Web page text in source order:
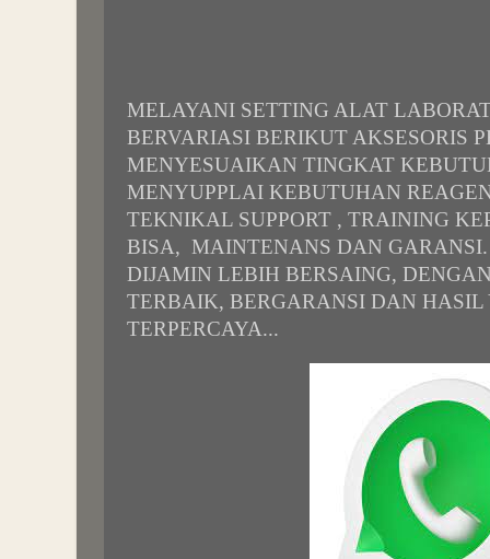
MELAYANI SETTING ALAT
BERVARIASI BERIKUT AKSESORIS
MENYESUAIKAN TINGKAT
MENYUPPLAI KEBUTUHAN
TEKNIKAL SUPPORT , TRAINING
BISA, MAINTENANS DAN
DIJAMIN LEBIH BERSAING,
TERBAIK, BERGARANSI DAN HASIL
TERPERCAYA...